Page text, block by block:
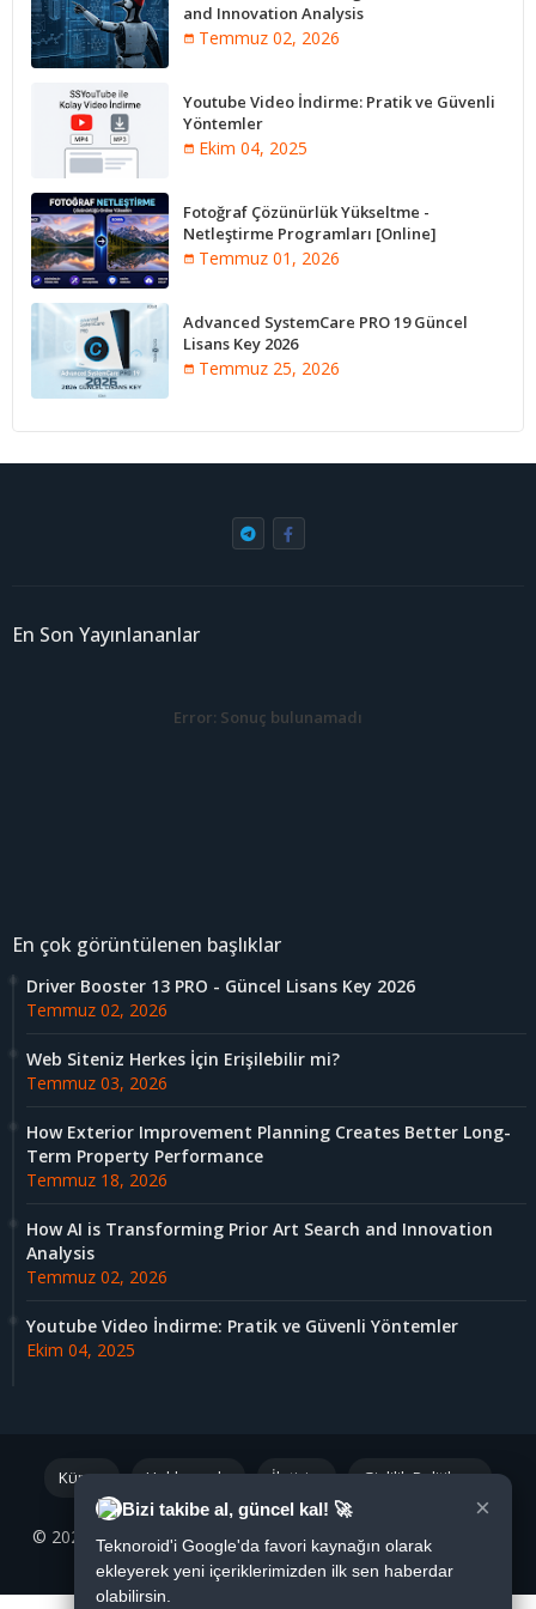
and Innovation Analysis
Temmuz 02, 2026
Youtube Video İndirme: Pratik ve Güvenli
Yöntemler
Ekim 04, 2025
Fotoğraf Çözünürlük Yükseltme -
Netleştirme Programları [Online]
Temmuz 01, 2026
Advanced SystemCare PRO 19 Güncel
Lisans Key 2026
Temmuz 25, 2026
En Son Yayınlananlar
Error: Sonuç bulunamadı
Bizi takibe al, güncel kal! 🚀 ×
Teknoroid'i Google'da favori kaynağın olarak
ekleyerek yeni içeriklerimizden ilk sen haberdar
olabilirsin.
En çok görüntülenen başlıklar
Driver Booster 13 PRO - Güncel Lisans Key 2026
Temmuz 02, 2026
Web Siteniz Herkes İçin Erişilebilir mi?
Temmuz 03, 2026
How Exterior Improvement Planning Creates Better Long-
Term Property Performance
Temmuz 18, 2026
How AI is Transforming Prior Art Search and Innovation
Analysis
Temmuz 02, 2026
Youtube Video İndirme: Pratik ve Güvenli Yöntemler
Ekim 04, 2025
© 2021 - 2026 Tüm Hakları Saklıdır | Teknoroid.net
Blogger
Künye Hakkımızda İletişim Gizlilik Politikası